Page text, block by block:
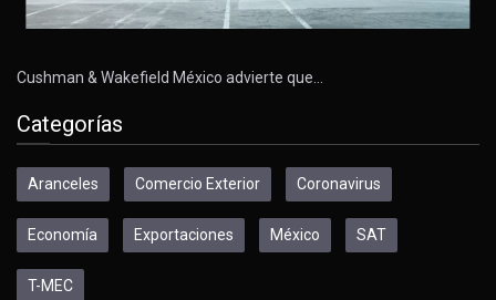
Cushman & Wakefield México advierte que…
Categorías
Aranceles Comercio Exterior Coronavirus
Economía Exportaciones México SAT
T-MEC